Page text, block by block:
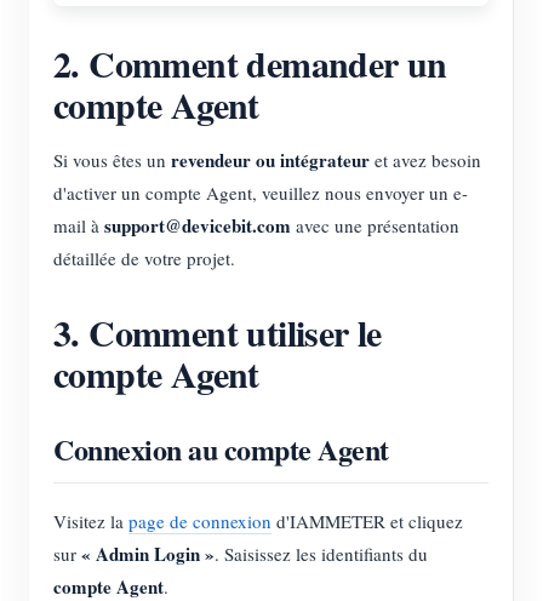
2. Comment demander un
compte Agent
Si vous êtes un revendeur ou intégrateur et avez besoin
d'activer un compte Agent, veuillez nous envoyer un e-
mail à support@devicebit.com avec une présentation
détaillée de votre projet.
3. Comment utiliser le
compte Agent
Connexion au compte Agent
Visitez la page de connexion d'IAMMETER et cliquez
sur « Admin Login ». Saisissez les identifiants du
compte Agent.